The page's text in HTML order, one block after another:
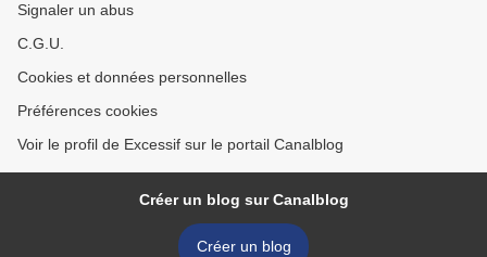
Signaler un abus
C.G.U.
Cookies et données personnelles
Préférences cookies
Voir le profil de Excessif sur le portail Canalblog
Créer un blog sur Canalblog
Créer un blog